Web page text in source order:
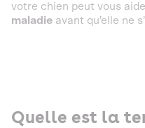
votre chien peut vous
maladie avant qu'elle ne
Quelle est la